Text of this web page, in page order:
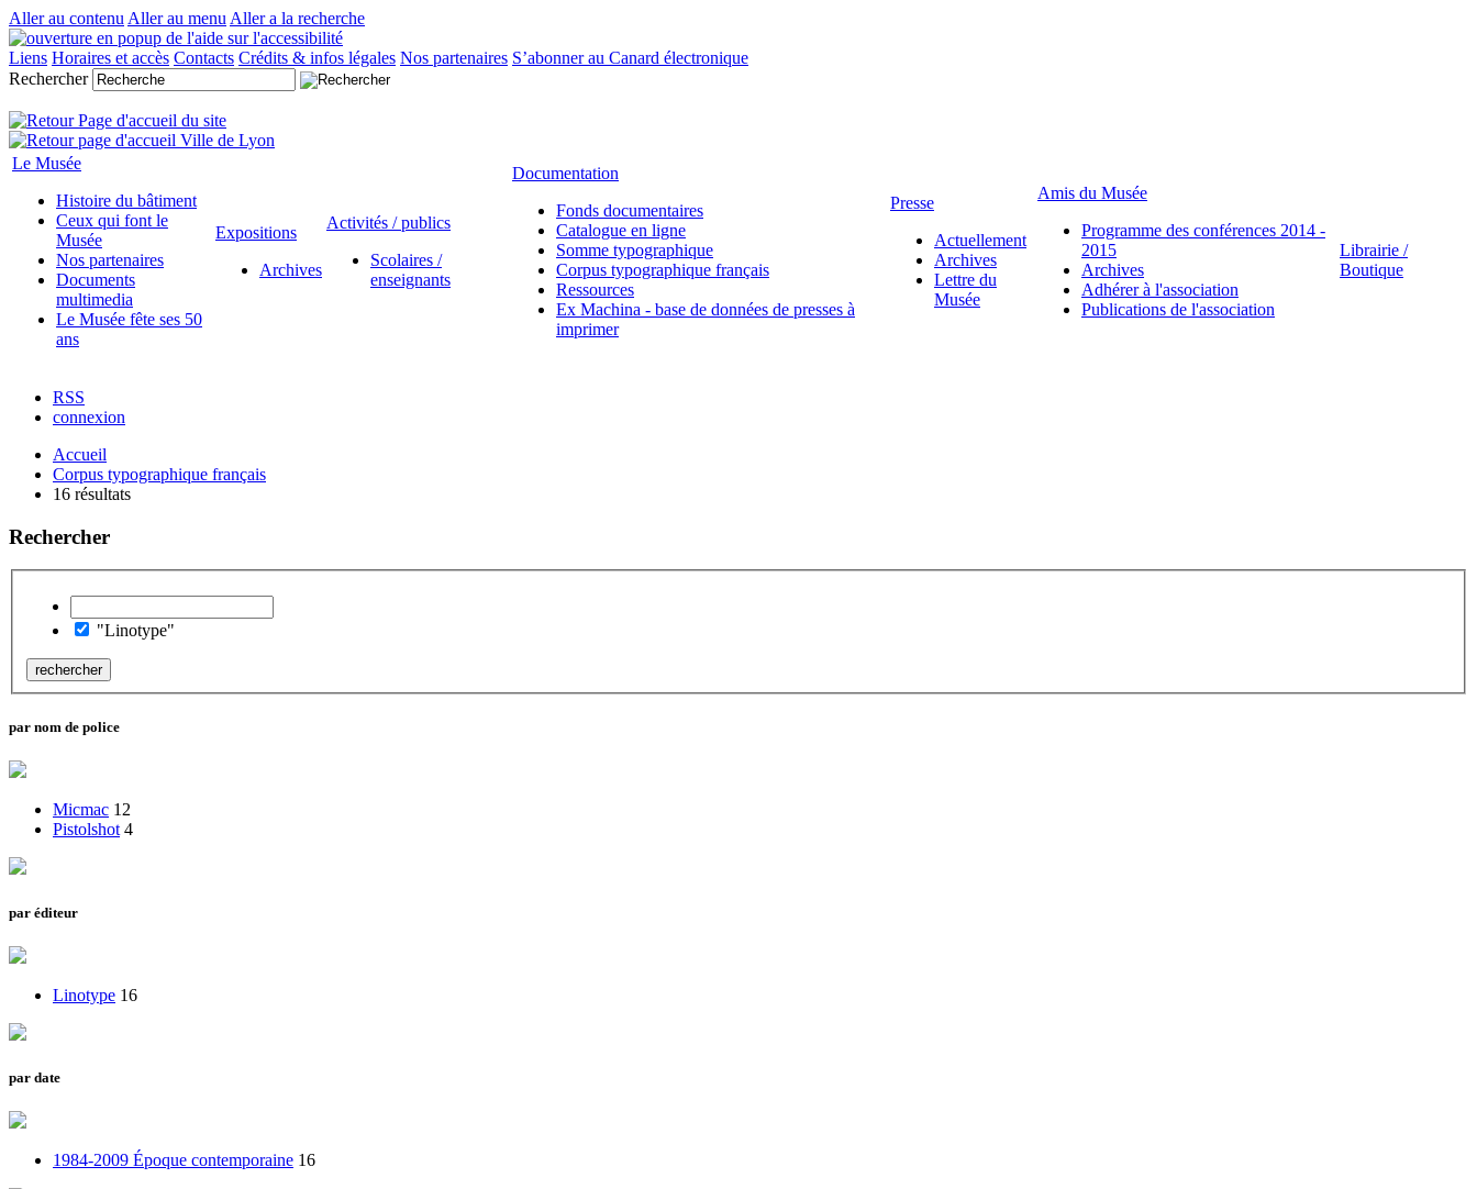
Aller au contenu Aller au menu Aller a la recherche
Liens Horaires et accès Contacts Crédits & infos légales Nos partenaires S’abonner au Canard électronique
Rechercher
Le Musée
Histoire du bâtiment
Ceux qui font le
Musée
Nos partenaires
Documents
multimedia
Le Musée fête ses 50
ans
Expositions
Archives
Activités / publics
Scolaires /
enseignants
Documentation
Fonds documentaires
Catalogue en ligne
Somme typographique
Corpus typographique français
Ressources
Ex Machina - base de données de presses à
imprimer
Presse
Actuellement
Archives
Lettre du
Musée
Amis du Musée
Programme des conférences 2014 -
2015
Archives
Adhérer à l'association
Publications de l'association
Librairie /
Boutique
RSS
connexion
Accueil
Corpus typographique français
16 résultats
Rechercher
"Linotype"
par nom de police
Micmac 12
Pistolshot 4
par éditeur
Linotype 16
par date
1984-2009 Époque contemporaine 16